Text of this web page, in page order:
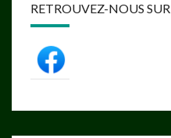
RETROUVEZ-NOUS SUR